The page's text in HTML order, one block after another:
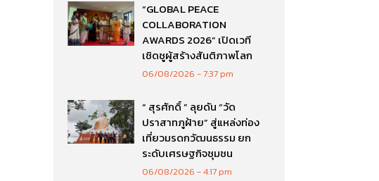
“GLOBAL PEACE
COLLABORATION
AWARDS 2026” เปิดเวที
เชิดชูผู้สร้างสันติภาพโลก
06/08/2026 7:37 pm
“ สุรศักดิ์ ” ลุยดัน “วัด
ปราสาทภูฝ้าย” สู่แหล่งท่อง
เที่ยวมรดกวัฒนธรรม ยก
ระดับเศรษฐกิจชุมชน
06/08/2026 4:17 pm